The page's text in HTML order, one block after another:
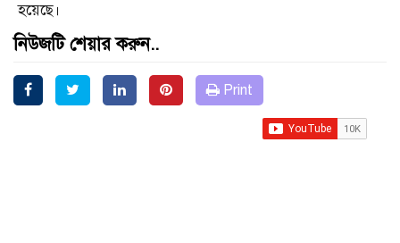
হয়েছে।
নিউজটি শেয়ার করুন..
Print